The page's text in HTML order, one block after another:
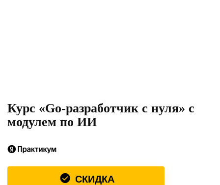
Курс «Go‑разработчик с нуля» с
модулем по ИИ
СКИДКА